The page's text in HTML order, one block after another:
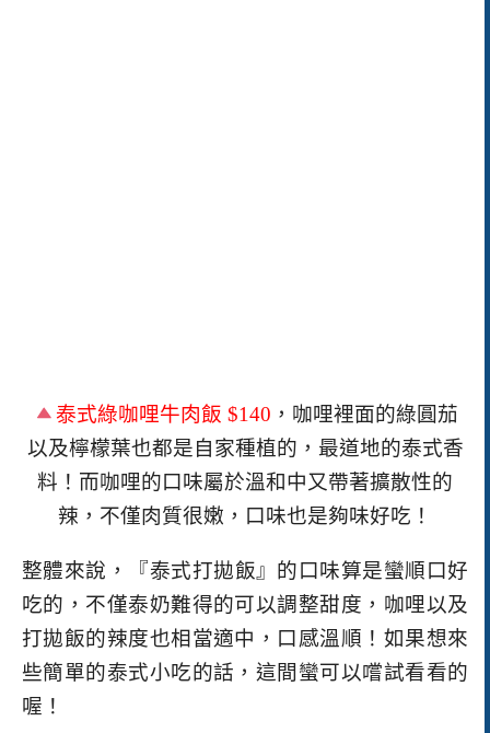
泰式綠咖哩牛肉飯 $140 ，咖哩裡面的綠圓茄
以及檸檬葉也都是自家種植的，最道地的泰式香
料！而咖哩的口味屬於溫和中又帶著擴散性的
辣，不僅肉質很嫩，口味也是夠味好吃！
整體來說，
『泰式打拋飯』的口味算是蠻順口好
吃的，不僅泰奶難得的可以調整甜度，咖哩以及
打拋飯的辣度也相當適中，口感溫順！如果想來
些簡單的泰式小吃的話，這間蠻可以嚐試看看的
喔！